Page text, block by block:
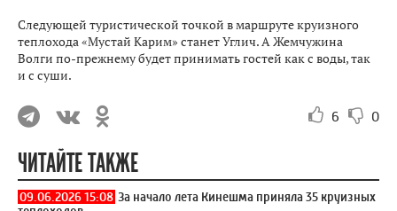
Следующей туристической точкой в маршруте круизного
теплохода «Мустай Карим» станет Углич. А Жемчужина
Волги по-прежнему будет принимать гостей как с воды, так
и с суши.
6 0
ЧИТАЙТЕ ТАКЖЕ
09.06.2026 15:08 За начало лета Кинешма приняла 35 круизных